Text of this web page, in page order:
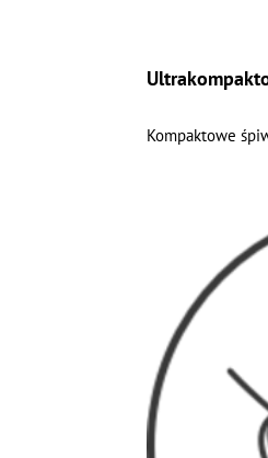
Kompaktowe